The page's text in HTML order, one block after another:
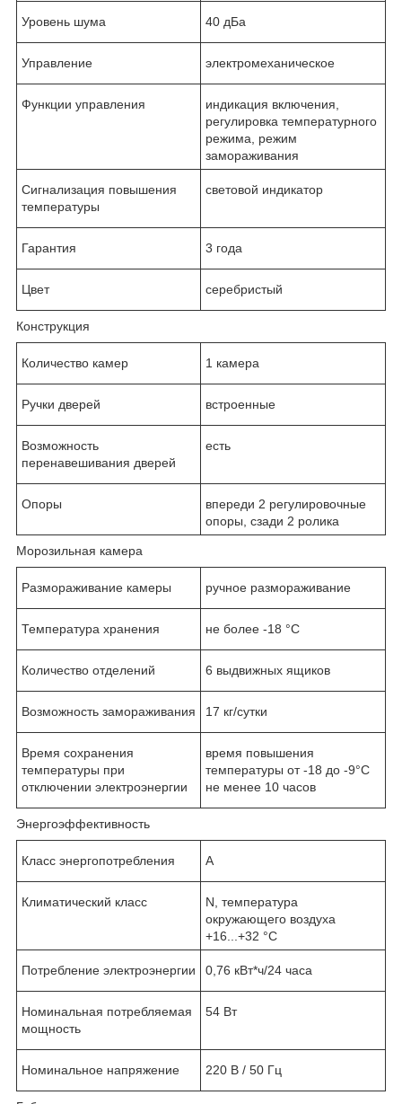
Уровень шума 40 дБа
Управление электромеханическое
Функции управления
индикация включения,
регулировка температурного
режима, режим
замораживания
Сигнализация повышения
температуры
световой индикатор
Гарантия 3 года
Цвет серебристый
Конструкция
Количество камер 1 камера
Ручки дверей встроенные
Возможность
перенавешивания дверей
есть
Опоры
впереди 2 регулировочные
опоры, сзади 2 ролика
Морозильная камера
Размораживание камеры ручное размораживание
Температура хранения не более -18 °C
Количество отделений 6 выдвижных ящиков
Возможность замораживания 17 кг/сутки
Время сохранения
температуры при
отключении электроэнергии
время повышения
температуры от -18 до -9°C
не менее 10 часов
Энергоэффективность
Класс энергопотребления A
Климатический класс
N, температура
окружающего воздуха
+16...+32 °C
Потребление электроэнергии 0,76 кВт*ч/24 часа
Номинальная потребляемая
мощность
54 Вт
Номинальное напряжение 220 В / 50 Гц